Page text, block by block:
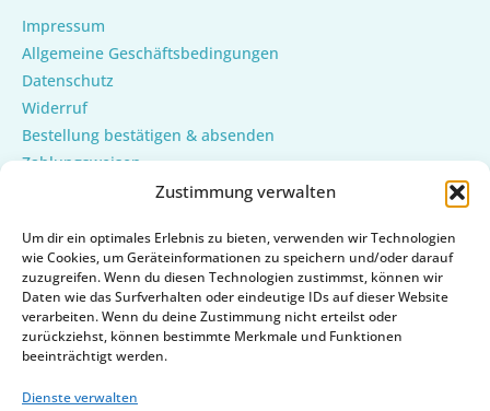
Zustimmung verwalten
Um dir ein optimales Erlebnis zu bieten, verwenden wir Technologien
wie Cookies, um Geräteinformationen zu speichern und/oder darauf
zuzugreifen. Wenn du diesen Technologien zustimmst, können wir
Daten wie das Surfverhalten oder eindeutige IDs auf dieser Website
verarbeiten. Wenn du deine Zustimmung nicht erteilst oder
zurückziehst, können bestimmte Merkmale und Funktionen
beeinträchtigt werden.
Dienste verwalten
Impressum
Allgemeine Geschäftsbedingungen
Datenschutz
Widerruf
Bestellung bestätigen & absenden
Zahlungsweisen
Versand & Lieferung
Cookie-Richtlinie (EU)